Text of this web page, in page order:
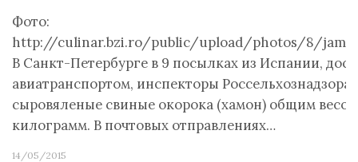
Фото:
http://culinar.bzi.ro/public/upload/photos/8/
В Санкт-Петербурге в 9 посылках из Испании,
авиатранспортом, инспекторы
сыровяленые свиные окорока (хамон) общим весом
килограмм. В почтовых отправлениях…
14/05/2015